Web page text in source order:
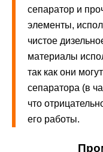
сепаратор и
элементы,
чистое
материалы
так как они
сепаратора (в
что
его работы.